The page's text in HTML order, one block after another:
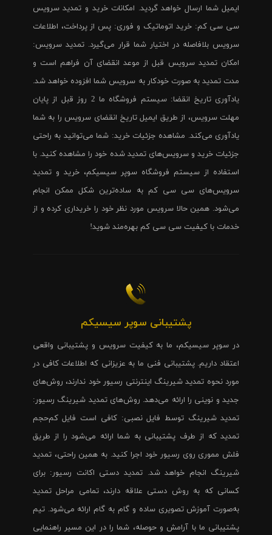
ایمیل شما ارسال خواهد گردید. امکانات خرید و تمدید سرویس
سی سی کم: خرید اتوماتیک و فوری: پس از پرداخت، اطلاعات
سرویس بلافاصله در اختیار شما قرار می‌گیرد. تمدید سرویس:
امکان تمدید سرویس قبل از موعد انقضای آن فراهم است و
مدت تمدید به صورت خودکار به سرویس شما افزوده خواهد شد.
یادآوری تاریخ انقضا: سیستم فروشگاه ما 2 روز قبل از پایان
مهلت سرویس، از طریق ایمیل تاریخ انقضای سرویس را به شما
یادآوری می‌کند. مشاهده جزئیات خرید: شما می‌توانید به راحتی
جزئیات خرید و سرویس‌های تمدید شده خود را مشاهده کنید. با
استفاده از سیستم فروشگاه سوپر سیسیکم، خرید و تمدید
سرویس‌های سی سی کم به ساده‌ترین شکل ممکن انجام
می‌شود. همین حالا سرویس مورد نظر خود را خریداری کرده و از
خدمات با کیفیت سی سی کم بهره‌مند شوید!
پشتیبانی سوپر سیسیکم
در سوپر سیسیکم، ما به کیفیت سرویس و پشتیبانی واقعی
اعتقاد داریم. پشتیبانی فنی ما به عزیزانی که اطلاعات کافی در
مورد نحوه تمدید شیرینگ اینترنتی رسیور خود ندارند، روش‌های
جدید و نوینی را ارائه می‌دهد. روش‌های تمدید شیرینگ رسیور:
تمدید شیرینگ توسط فایل نصبی: کافی است فایل کم‌حجم
تمدید که از طرف پشتیبانی به شما ارائه می‌شود را از طریق
فلش مموری روی رسیور خود اجرا کنید. به همین راحتی، تمدید
شیرینگ انجام خواهد شد. تمدید دستی اکانت رسیور: برای
کسانی که به روش دستی علاقه دارند، تمامی مراحل تمدید
به‌صورت آموزش تصویری ساده و گام به گام ارائه می‌شود. تیم
پشتیبانی ما با آرامش و حوصله، شما را در این مسیر راهنمایی